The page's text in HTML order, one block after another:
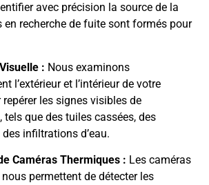
avec précision la source de la
en recherche de fuite sont formés pour
: Nous examinons
l’extérieur et l’intérieur de votre
les signes visibles de
tels que des tuiles cassées, des
infiltrations d’eau.
Caméras Thermiques : Les caméras
permettent de détecter les